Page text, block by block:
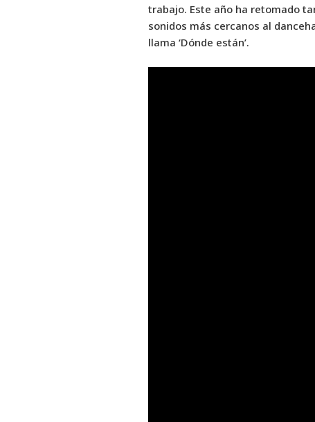
trabajo. Este año ha retomado
sonidos más cercanos al
llama ‘Dónde están’.